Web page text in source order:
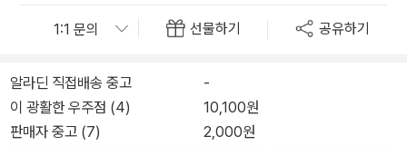
선물하기 공유하기
알라딘 직접배송 중고
-
이 광활한 우주점 (4)
10,100원
판매자 중고 (7)
2,000원